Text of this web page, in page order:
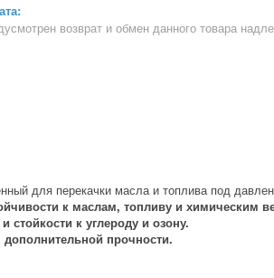
возврат и обмен данного товара
для перекачки масла и топлива под
к маслам, топливу и химическим
стойкости к углероду и озону.
прочности.